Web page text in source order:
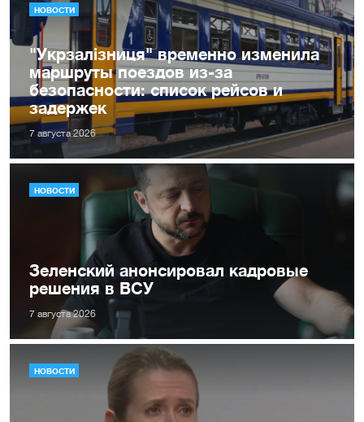
НОВОСТИ
"Укрзалізниця" временно изменила
маршруты поездов из-за
безопасности: список рейсов и
задержек
7 августа 2026
НОВОСТИ
Зеленский анонсировал кадровые
решения в ВСУ
7 августа 2026
НОВОСТИ